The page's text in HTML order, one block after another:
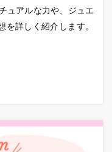
ュアルな力や、ジュエ
を詳しく紹介します。